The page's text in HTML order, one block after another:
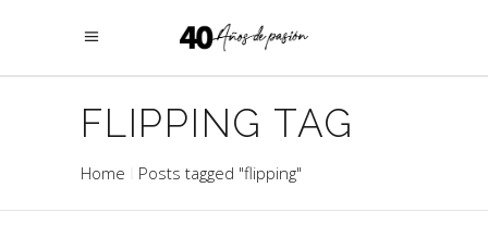
FLIPPING TAG
Home Posts tagged "flipping"